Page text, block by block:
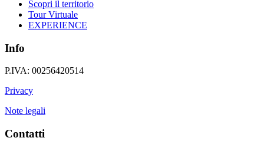
Scopri il territorio
Tour Virtuale
EXPERIENCE
Info
P.IVA: 00256420514
Privacy
Note legali
Contatti